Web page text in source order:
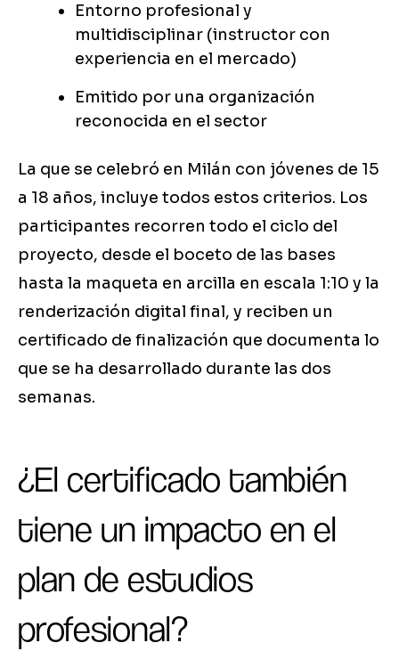
Entorno profesional y
multidisciplinar (instructor con
experiencia en el mercado)
Emitido por una organización
reconocida en el sector
La que se celebró en Milán con jóvenes de 15
a 18 años, incluye todos estos criterios. Los
participantes recorren todo el ciclo del
proyecto, desde el boceto de las bases
hasta la maqueta en arcilla en escala 1:10 y la
renderización digital final, y reciben un
certificado de finalización que documenta lo
que se ha desarrollado durante las dos
semanas.
¿El certificado también
tiene un impacto en el
plan de estudios
profesional?